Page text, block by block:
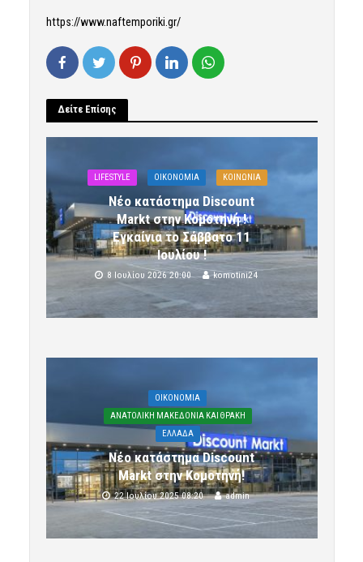
https://www.naftemporiki.gr/
Δείτε Επίσης
LIFESTYLE OIKONOMIA ΚΟΙΝΩΝΙΑ
Νέο κατάστημα Discount
Markt στην Κομοτηνή !
Εγκαίνια το Σάββατο 11
Ιουλίου !
8 Ιουλίου 2026 20:00 komotini24
OIKONOMIA
ΑΝΑΤΟΛΙΚΗ ΜΑΚΕΔΟΝΙΑ ΚΑΙ ΘΡΑΚΗ
ΕΛΛΑΔΑ
Νέο κατάστημα Discount
Markt στην Κομοτηνή!
22 Ιουλίου 2025 08:20 admin